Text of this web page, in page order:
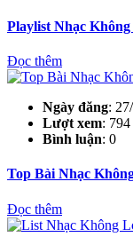
Playlist Nhạc
Đọc thêm
Ngày đăng:
Lượt xem: 794
Bình luận: 0
Top Bài Nhạc
Đọc thêm